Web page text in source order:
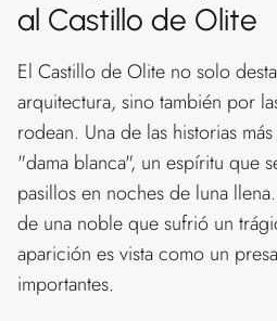
al Castillo de Olite
El Castillo de Olite no solo
arquitectura, sino también por
rodean. Una de las historias
"dama blanca", un espíritu que
pasillos en noches de luna
de una noble que sufrió un
aparición es vista como un
importantes.